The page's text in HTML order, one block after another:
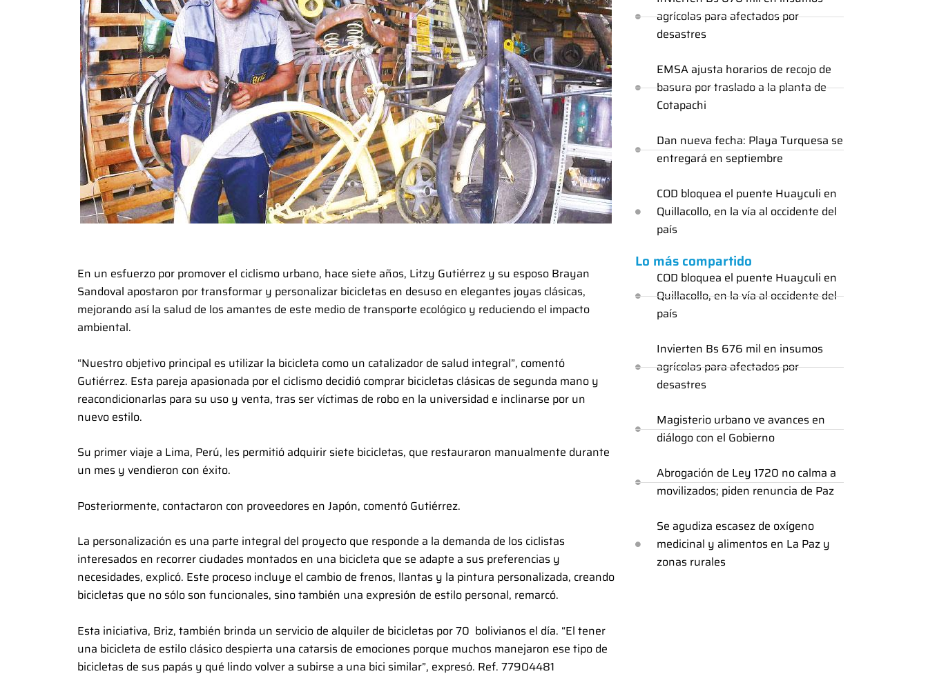
En un esfuerzo por promover el ciclismo urbano, hace siete años, Litzy Gutiérrez y su esposo Brayan
Sandoval apostaron por transformar y personalizar bicicletas en desuso en elegantes joyas clásicas,
mejorando así la salud de los amantes de este medio de transporte ecológico y reduciendo el impacto
ambiental.
“Nuestro objetivo principal es utilizar la bicicleta como un catalizador de salud integral”, comentó
Gutiérrez. Esta pareja apasionada por el ciclismo decidió comprar bicicletas clásicas de segunda mano y
reacondicionarlas para su uso y venta, tras ser víctimas de robo en la universidad e inclinarse por un
nuevo estilo.
Su primer viaje a Lima, Perú, les permitió adquirir siete bicicletas, que restauraron manualmente durante
un mes y vendieron con éxito.
Posteriormente, contactaron con proveedores en Japón, comentó Gutiérrez.
La personalización es una parte integral del proyecto que responde a la demanda de los ciclistas
interesados en recorrer ciudades montados en una bicicleta que se adapte a sus preferencias y
necesidades, explicó. Este proceso incluye el cambio de frenos, llantas y la pintura personalizada, creando
bicicletas que no sólo son funcionales, sino también una expresión de estilo personal, remarcó.
Esta iniciativa, Briz, también brinda un servicio de alquiler de bicicletas por 70 bolivianos el día. “El tener
una bicicleta de estilo clásico despierta una catarsis de emociones porque muchos manejaron ese tipo de
bicicletas de sus papás y qué lindo volver a subirse a una bici similar”, expresó. Ref. 77904481
agrícolas para afectados por
desastres
EMSA ajusta horarios de recojo de
basura por traslado a la planta de
Cotapachi
Dan nueva fecha: Playa Turquesa se
entregará en septiembre
COD bloquea el puente Huayculi en
Quillacollo, en la vía al occidente del
país
Lo más compartido
COD bloquea el puente Huayculi en
Quillacollo, en la vía al occidente del
país
Invierten Bs 676 mil en insumos
agrícolas para afectados por
desastres
Magisterio urbano ve avances en
diálogo con el Gobierno
Abrogación de Ley 1720 no calma a
movilizados; piden renuncia de Paz
Se agudiza escasez de oxígeno
medicinal y alimentos en La Paz y
zonas rurales